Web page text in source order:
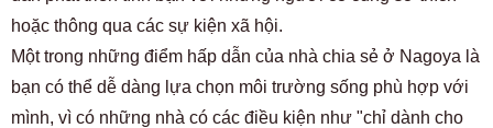
hoặc thông qua các sự kiện xã hội.
Một trong những điểm hấp dẫn của nhà chia sẻ ở Nagoya là
bạn có thể dễ dàng lựa chọn môi trường sống phù hợp với
mình, vì có những nhà có các điều kiện như "chỉ dành cho